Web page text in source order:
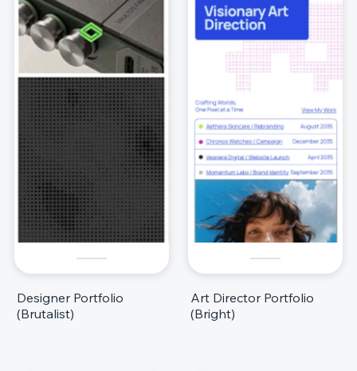
Designer Portfolio
(Brutalist)
Art Director Portfolio
(Bright)